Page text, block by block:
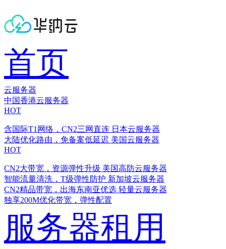
首页
云服务器
中国香港云服务器
HOT
含国际T1网络，CN2三网直连 日本云服务器
大陆优化路由，免备案低延迟 美国云服务器
HOT
CN2大带宽，资源弹性升级 美国高防云服务器
智能流量清洗，T级弹性防护 新加坡云服务器
CN2精品带宽，出海东南亚优选 轻量云服务器
独享200M优化带宽，弹性配置
服务器租用